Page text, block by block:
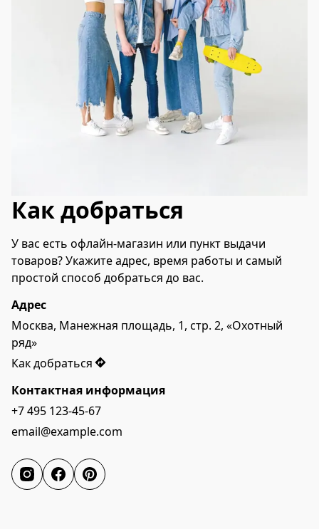
Как добраться
У вас есть офлайн-магазин или пункт выдачи
товаров? Укажите адрес, время работы и самый
простой способ добраться до вас.
Адрес
Москва, Манежная площадь, 1, стр. 2, «Охотный
ряд»
Как добраться
Контактная информация
+7 495 123-45-67
email@example.com